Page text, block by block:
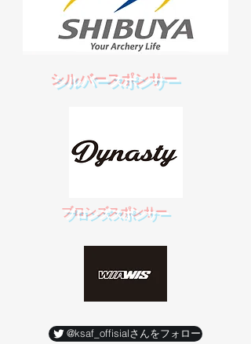
​シルバースポンサー
​ブロンズスポンサー
@ksaf_offisialさんをフォロー